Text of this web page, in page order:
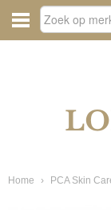
Home › PCA Skin